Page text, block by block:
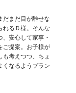
だまだ目が離せな
れるＤ様。そんな
安心して家事・
ご提案。お子様が
も考えつつ、ちょ
くなるようプラン